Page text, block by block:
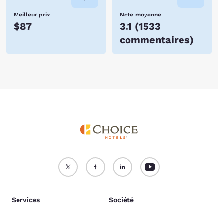
Meilleur prix
$87
Note moyenne
3.1 (1533
commentaires)
Services Société